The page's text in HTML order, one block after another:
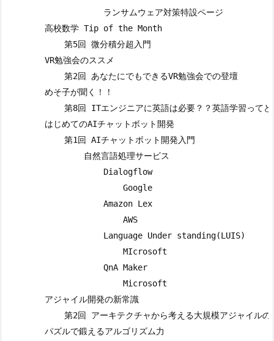
                    ランサムウェア対策特設ページ
        高校数学 Tip of the Month
            第5回 微分積分超入門
        VR勉強会のススメ
            第2回 あなたにでもできるVR勉強会での登壇
        めそ子が聞く！！
第8回 ITエンジニアに英語は必要？？英語学習ってど
        はじめてのAIチャットボット開発
            第1回 AIチャットボット開発入門
                自然言語処理サービス
                    Dialogflow
                        Google
                    Amazon Lex
                        AWS
                    Language Under standing(LUIS)
                        MIcrosoft
                    QnA Maker
                        Microsoft
        アジャイル開発の新常識
第2回 アーキテクチャから考える大規模アジャイルの
        パズルで鍛えるアルゴリズム力